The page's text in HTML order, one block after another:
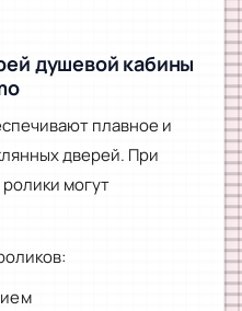
душевой кабины
плавное и
дверей. При
могут